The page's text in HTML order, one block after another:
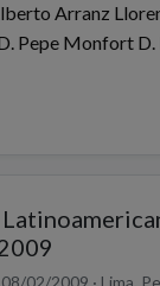
Arranz
Pepe Monfort